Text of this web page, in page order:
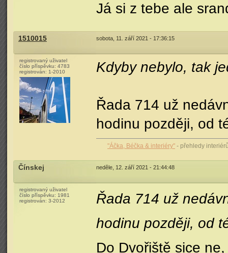
Já si z tebe ale
1510015 sobota, 11. září 2021 - 17:36:15
registrovaný uživatel
číslo příspěvku: 4783
registrován: 1-2010 Kdyby nebylo, tak
Řada 714 už
hodinu později, od
"Áčka, Béčka & interiéry" - přehledy
Čínskej neděle, 12. září 2021 - 21:44:48
registrovaný uživatel
číslo příspěvku: 1981
registrován: 3-2012
Řada 714 už
hodinu později, od
Do Dvořiště sice